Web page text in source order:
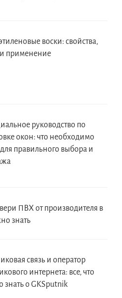
воски: свойства,
применение
руководство по
окон: что необходимо
для правильного выбора и
ПВХ от производителя в
знать
связь и оператор
интернета: все, что
знать о GKSputnik